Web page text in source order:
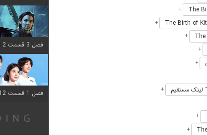
+
+
+
+
+
+
+
+
فصل 3 قسمت 2 اضافه شد
فصل 1 قسمت 12 اضافه شد